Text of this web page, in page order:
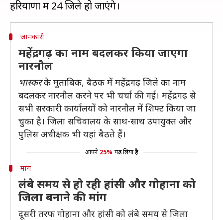
जानकारी
महेंद्रगढ़ का नाम बदलकर किया जाएगा
नारनौल
भास्करके मुताबिक, बैठक में महेंद्रगढ़ जिले का नाम
बदलकर नारनौल करने पर भी चर्चा की गई। महेंद्रगढ़ से
सभी सरकारी कार्यालयों को नारनौल में शिफ्ट किया जा
चुका है। जिला सचिवालय के साथ-साथ उपायुक्त और
पुलिस अधीक्षक भी यहां बैठते हैं।
आपने 25% पढ़ लिया है
मांग
लंबे समय से हो रही हांसी और गोहाना को
जिला बनाने की मांग
दूसरी तरफ गोहाना और हांसी को लंबे समय से जिला